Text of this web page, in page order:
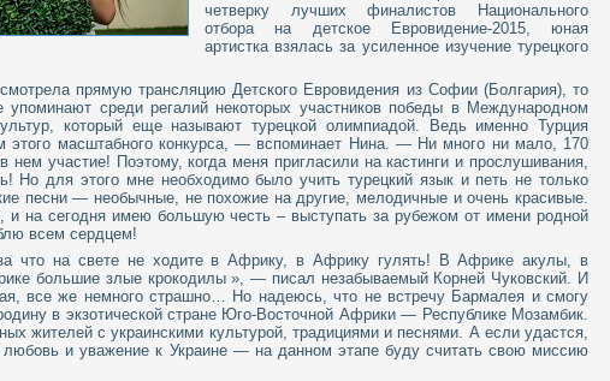
четверку лучших финалистов Национального
отбора на детское Евровидение-2015, юная
артистка взялась за усиленное изучение турецкого
прямую трансляцию Детского Евровидения из Софии (Болгария), то
упоминают среди регалий некоторых участников победы в Международном
который еще называют турецкой олимпиадой. Ведь именно Турция
этого масштабного конкурса, — вспоминает Нина. — Ни много ни мало, 170
нем участие! Поэтому, когда меня пригласили на кастинги и прослушивания,
Но для этого мне необходимо было учить турецкий язык и петь не только
песни — необычные, не похожие на другие, мелодичные и очень красивые.
и на сегодня имею большую честь – выступать за рубежом от имени родной
всем сердцем!
что на свете не ходите в Африку, в Африку гулять! В Африке акулы, в
большие злые крокодилы », — писал незабываемый Корней Чуковский. И
все же немного страшно… Но надеюсь, что не встречу Бармалея и смогу
в экзотической стране Юго-Восточной Африки — Республике Мозамбик.
жителей с украинскими культурой, традициями и песнями. А если удастся,
и уважение к Украине — на данном этапе буду считать свою миссию